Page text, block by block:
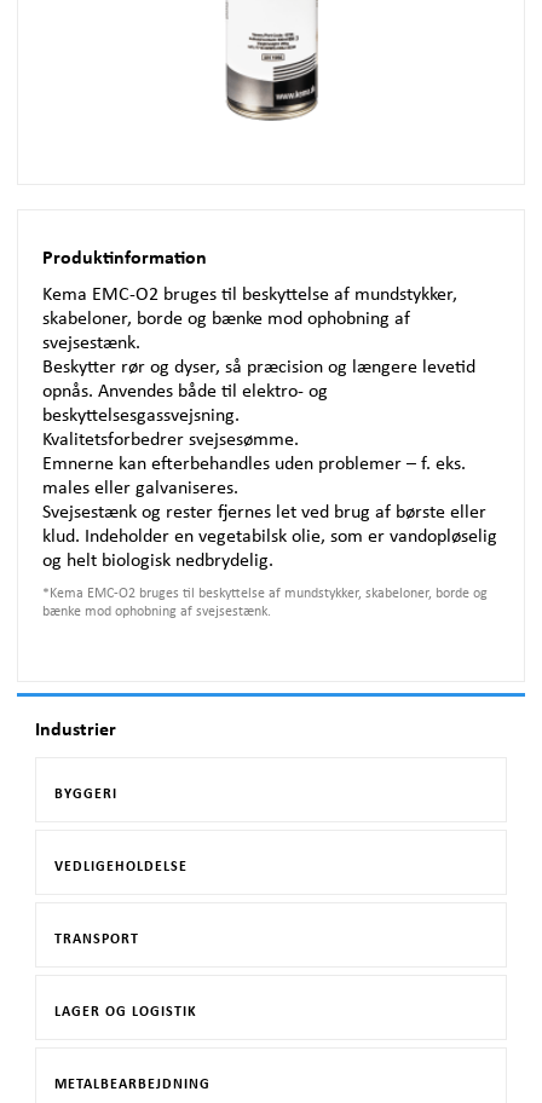
Produktinformation
Kema EMC-O2 bruges til beskyttelse af mundstykker,
skabeloner, borde og bænke mod ophobning af
svejsestænk.
Beskytter rør og dyser, så præcision og længere levetid
opnås. Anvendes både til elektro- og
beskyttelsesgassvejsning.
Kvalitetsforbedrer svejsesømme.
Emnerne kan efterbehandles uden problemer – f. eks.
males eller galvaniseres.
Svejsestænk og rester fjernes let ved brug af børste eller
klud. Indeholder en vegetabilsk olie, som er vandopløselig
og helt biologisk nedbrydelig.
* Kema EMC-O2 bruges til beskyttelse af mundstykker, skabeloner, borde og
bænke mod ophobning af svejsestænk.
Industrier
BYGGERI
VEDLIGEHOLDELSE
TRANSPORT
LAGER OG LOGISTIK
METALBEARBEJDNING